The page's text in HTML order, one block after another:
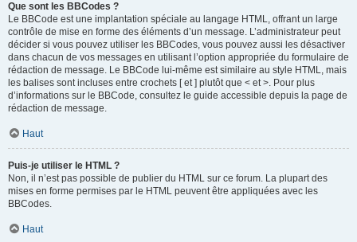
Que sont les BBCodes ?
Le BBCode est une implantation spéciale au langage HTML, offrant un large
contrôle de mise en forme des éléments d’un message. L’administrateur peut
décider si vous pouvez utiliser les BBCodes, vous pouvez aussi les désactiver
dans chacun de vos messages en utilisant l’option appropriée du formulaire de
rédaction de message. Le BBCode lui-même est similaire au style HTML, mais
les balises sont incluses entre crochets [ et ] plutôt que < et >. Pour plus
d’informations sur le BBCode, consultez le guide accessible depuis la page de
rédaction de message.
Haut
Puis-je utiliser le HTML ?
Non, il n’est pas possible de publier du HTML sur ce forum. La plupart des
mises en forme permises par le HTML peuvent être appliquées avec les
BBCodes.
Haut